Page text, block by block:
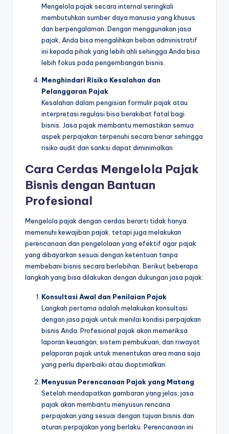
Mengelola pajak secara internal seringkali
membutuhkan sumber daya manusia yang khusus
dan berpengalaman. Dengan menggunakan jasa
pajak, Anda bisa mengalihkan beban administratif
ini kepada pihak yang lebih ahli sehingga Anda bisa
lebih fokus pada pengembangan bisnis.
Menghindari Risiko Kesalahan dan
Pelanggaran Pajak
Kesalahan dalam pengisian formulir pajak atau
interpretasi regulasi bisa berakibat fatal bagi
bisnis. Jasa pajak membantu memastikan semua
aspek perpajakan terpenuhi secara benar sehingga
risiko audit dan sanksi dapat diminimalkan.
Cara Cerdas Mengelola Pajak
Bisnis dengan Bantuan
Profesional
Mengelola pajak dengan cerdas berarti tidak hanya
memenuhi kewajiban pajak, tetapi juga melakukan
perencanaan dan pengelolaan yang efektif agar pajak
yang dibayarkan sesuai dengan ketentuan tanpa
membebani bisnis secara berlebihan. Berikut beberapa
langkah yang bisa dilakukan dengan dukungan jasa pajak:
Konsultasi Awal dan Penilaian Pajak
Langkah pertama adalah melakukan konsultasi
dengan jasa pajak untuk menilai kondisi perpajakan
bisnis Anda. Profesional pajak akan memeriksa
laporan keuangan, sistem pembukuan, dan riwayat
pelaporan pajak untuk menentukan area mana saja
yang perlu diperbaiki atau dioptimalkan.
Menyusun Perencanaan Pajak yang Matang
Setelah mendapatkan gambaran yang jelas, jasa
pajak akan membantu menyusun rencana
perpajakan yang sesuai dengan tujuan bisnis dan
aturan perpajakan yang berlaku. Perencanaan ini